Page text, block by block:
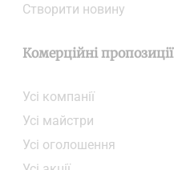
Створити новину
Комерційні пропозиції
Усі компанії
Усі майстри
Усі оголошення